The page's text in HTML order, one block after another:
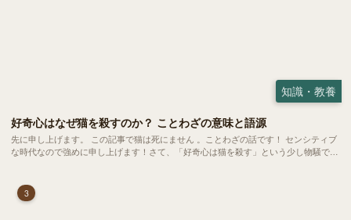
知識・教養
好奇心はなぜ猫を殺すのか？ ことわざの意味と語源
先に申し上げます。 この記事で猫は死にません 。ことわざの話です！ センシティブ
な時代なので強めに申し上げます！さて、「好奇心は猫を殺す」という少し物騒で、
3